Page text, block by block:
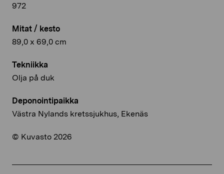
972
Mitat / kesto
89,0 x 69,0 cm
Tekniikka
Olja på duk
Deponointipaikka
Västra Nylands kretssjukhus, Ekenäs
© Kuvasto 2026